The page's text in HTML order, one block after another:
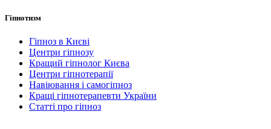
Гіпнотизм
Гіпноз в Києві
Центри гіпнозу
Кращий гіпнолог Києва
Центри гіпнотерапії
Навіювання і самогіпноз
Кращі гіпнотерапевти України
Статті про гіпноз